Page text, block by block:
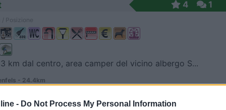
- Do Not Process My Personal Information
4 1
km dal centro, area camper del vicino albergo S...
- 24.4km